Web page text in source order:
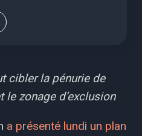
cibler la pénurie de
le zonage d’exclusion
a présenté lundi un plan